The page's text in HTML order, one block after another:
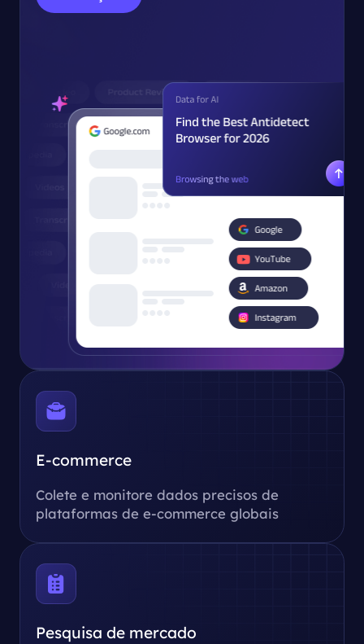
E-commerce
Colete e monitore dados precisos de
plataformas de e-commerce globais
Pesquisa de mercado